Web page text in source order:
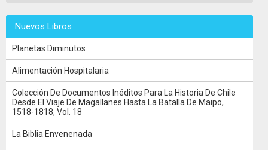
Nuevos Libros
Planetas Diminutos
Alimentación Hospitalaria
Colección De Documentos Inéditos Para La Historia De Chile
Desde El Viaje De Magallanes Hasta La Batalla De Maipo,
1518-1818, Vol. 18
La Biblia Envenenada